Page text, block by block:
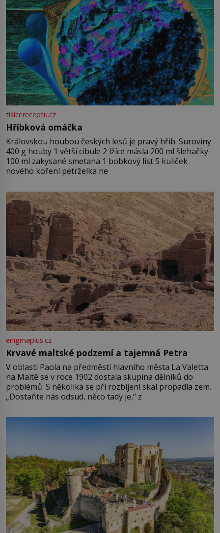
tisicereceptu.cz
Hříbková omáčka
Královskou houbou českých lesů je pravý hřib. Suroviny
400 g houby 1 větší cibule 2 lžíce másla 200 ml šlehačky
100 ml zakysané smetana 1 bobkový list 5 kuliček
nového koření petrželka ne
enigmaplus.cz
Krvavé maltské podzemí a tajemná Petra
V oblasti Paola na předměstí hlavního města La Valetta
na Maltě se v roce 1902 dostala skupina dělníků do
problémů. S několika se při rozbíjení skal propadla zem.
„Dostaňte nás odsud, něco tady je,“ z